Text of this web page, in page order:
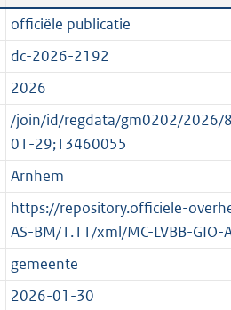
a
n
d
g
r
o
o
t
t
e
:
2
officiële publicatie
dc-2026-2192
2026
/join/id/regdata/gm0202/2026/
01-29;13460055
Arnhem
https://repository.officiele-
AS-BM/1.11/xml/MC-LVBB-GIO-
gemeente
2026-01-30